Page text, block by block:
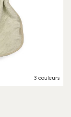
3 couleurs